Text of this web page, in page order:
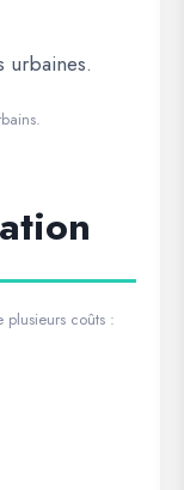
urbaines.
plusieurs coûts :